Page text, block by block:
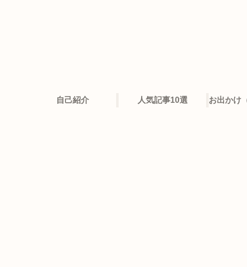
自己紹介 人気記事10選